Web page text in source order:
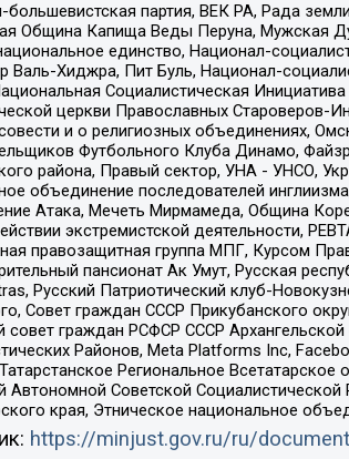
большевистская партия, ВЕК РА, Рада
Община Капища Веды Перуна, Мужская
единство, Национал-
Валь-Хиджра, Пит Буль, Национал-
Социалистическая
церкви Православных Староверов-
и о религиозных объединениях,
Футбольного Клуба Динамо,
района, Правый сектор, УНА - УНСО,
объединение последователей
Атака, Мечеть Мирмамеда, Община
экстремистской деятельности,
правозащитная группа МПГ, Курсом
пансионат Ак Умут, Русская
Русский Патриотический клуб-
Совет граждан СССР Прикубанского
совет граждан РСФСР СССР
Районов, Meta Platforms Inc,
Региональное
Автономной Советской
края, Этническое национальное
https://minjust.gov.ru/ru/